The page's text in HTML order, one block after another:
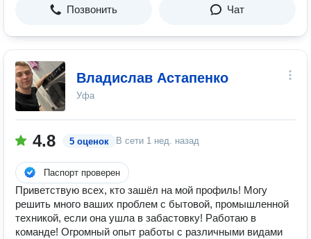
Позвонить Чат
Владислав Астапенко
Уфа
4.8 5 оценок В сети 1 нед. назад
Паспорт проверен
Приветствую всех, кто зашёл на мой профиль! Могу
решить много ваших проблем с бытовой, промышленной
техникой, если она ушла в забастовку! Работаю в
команде! Огромный опыт работы с различными видами